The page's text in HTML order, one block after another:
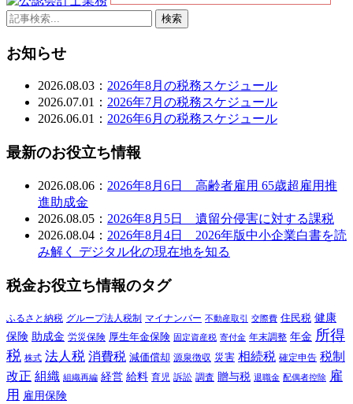
検索
お知らせ
2026.08.03： 2026年8月の税務スケジュール
2026.07.01： 2026年7月の税務スケジュール
2026.06.01： 2026年6月の税務スケジュール
最新のお役立ち情報
2026.08.06： 2026年8月6日 高齢者雇用 65歳超雇用推
進助成金
2026.08.05： 2026年8月5日 遺留分侵害に対する課税
2026.08.04： 2026年8月4日 2026年版中小企業白書を読
み解く デジタル化の現在地を知る
税金お役立ち情報のタグ
ふるさと納税 グループ法人税制 マイナンバー 不動産取引 交際費 住民税 健康
保険 助成金 労災保険 厚生年金保険 固定資産税 寄付金 年末調整 年金 所得
税 株式 法人税 消費税 減価償却 源泉徴収 災害 相続税 確定申告 税制
改正 組織 組織再編 経営 給料 育児 訴訟 調査 贈与税 退職金 配偶者控除 雇
用 雇用保険